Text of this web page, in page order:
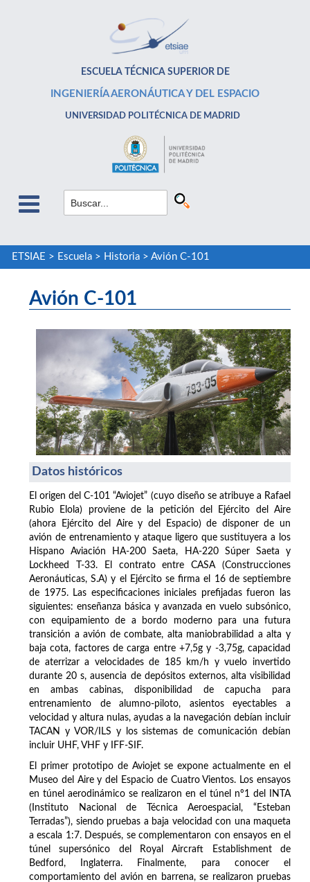
ESCUELA TÉCNICA SUPERIOR DE
INGENIERÍA AERONÁUTICA Y DEL ESPACIO
UNIVERSIDAD POLITÉCNICA DE MADRID
ETSIAE > Escuela> Historia> Avión C-101
Avión C-101
Datos históricos
El origen del C-101 “Aviojet” (cuyo diseño se atribuye a Rafael
Rubio Elola) proviene de la petición del Ejército del Aire
(ahora Ejército del Aire y del Espacio) de disponer de un
avión de entrenamiento y ataque ligero que sustituyera a los
Hispano Aviación HA-200 Saeta, HA-220 Súper Saeta y
Lockheed T-33. El contrato entre CASA (Construcciones
Aeronáuticas, S.A) y el Ejército se firma el 16 de septiembre
de 1975. Las especificaciones iniciales prefijadas fueron las
siguientes: enseñanza básica y avanzada en vuelo subsónico,
con equipamiento de a bordo moderno para una futura
transición a avión de combate, alta maniobrabilidad a alta y
baja cota, factores de carga entre +7,5g y -3,75g, capacidad
de aterrizar a velocidades de 185 km/h y vuelo invertido
durante 20 s, ausencia de depósitos externos, alta visibilidad
en ambas cabinas, disponibilidad de capucha para
entrenamiento de alumno-piloto, asientos eyectables a
velocidad y altura nulas, ayudas a la navegación debían incluir
TACAN y VOR/ILS y los sistemas de comunicación debían
incluir UHF, VHF y IFF-SIF.
El primer prototipo de Aviojet se expone actualmente en el
Museo del Aire y del Espacio de Cuatro Vientos. Los ensayos
en túnel aerodinámico se realizaron en el túnel nº1 del INTA
(Instituto Nacional de Técnica Aeroespacial, “Esteban
Terradas”), siendo pruebas a baja velocidad con una maqueta
a escala 1:7. Después, se complementaron con ensayos en el
túnel supersónico del Royal Aircraft Establishment de
Bedford, Inglaterra. Finalmente, para conocer el
comportamiento del avión en barrena, se realizaron pruebas